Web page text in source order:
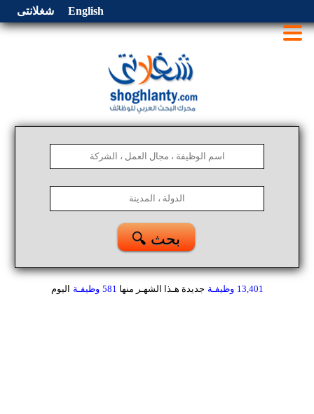
شغلانتى English
🔍 بحث
13,401 وظيفـة جديدة هـذا الشهـر منها 581 وظيفـة اليوم